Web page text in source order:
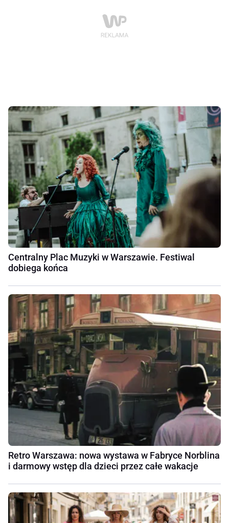
Centralny Plac Muzyki w Warszawie. Festiwal
dobiega końca
Retro Warszawa: nowa wystawa w Fabryce Norblina
i darmowy wstęp dla dzieci przez całe wakacje